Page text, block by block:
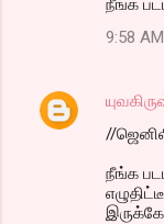
நீங்க
9:58 AM
//
நீங்க